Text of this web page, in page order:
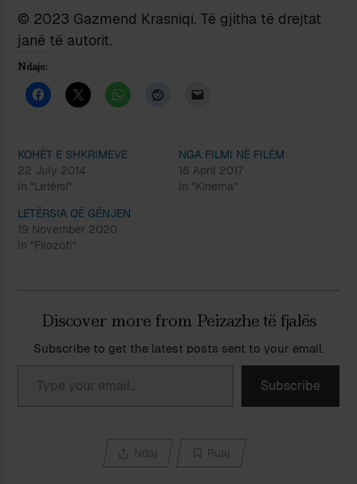
© 2023 Gazmend Krasniqi. Të gjitha të drejtat
janë të autorit.
Ndaje:
KOHËT E SHKRIMEVE
22 July 2014
In "Letërsi"
NGA FILMI NË FILËM
16 April 2017
In "Kinema"
LETËRSIA QË GËNJEN
19 November 2020
In "Filozofi"
Discover more from Peizazhe të fjalës
Subscribe to get the latest posts sent to your email.
Type your email…
Subscribe
Ndaj Ruaj